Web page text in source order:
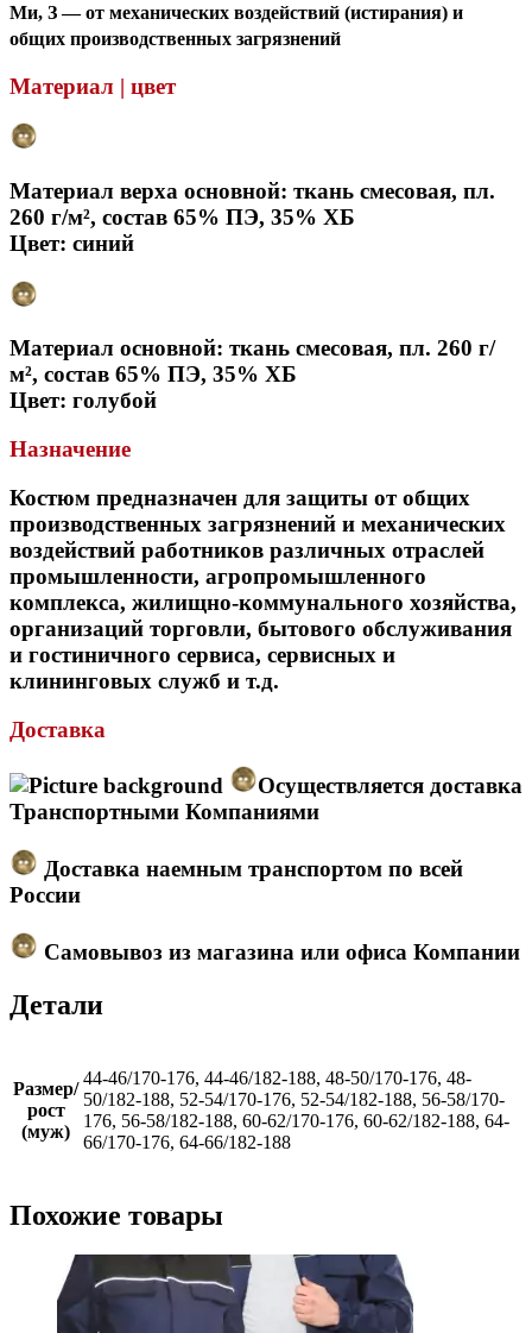
Ми, З — от механических воздействий (истирания) и
общих производственных загрязнений
Материал | цвет
Материал верха основной: ткань смесовая, пл.
260 г/м², состав 65% ПЭ, 35% ХБ
Цвет: синий
Материал основной: ткань смесовая, пл. 260 г/
м², состав 65% ПЭ, 35% ХБ
Цвет: голубой
Назначение
Костюм предназначен для защиты от общих
производственных загрязнений и механических
воздействий работников различных отраслей
промышленности, агропромышленного
комплекса, жилищно-коммунального хозяйства,
организаций торговли, бытового обслуживания
и гостиничного сервиса, сервисных и
клининговых служб и т.д.
Доставка
Осуществляется доставка
Транспортными Компаниями
Доставка наемным транспортом по всей
России
Самовывоз из магазина или офиса Компании
Детали
Размер/
рост
(муж)
44-46/170-176, 44-46/182-188, 48-50/170-176, 48-
50/182-188, 52-54/170-176, 52-54/182-188, 56-58/170-
176, 56-58/182-188, 60-62/170-176, 60-62/182-188, 64-
66/170-176, 64-66/182-188
Похожие товары